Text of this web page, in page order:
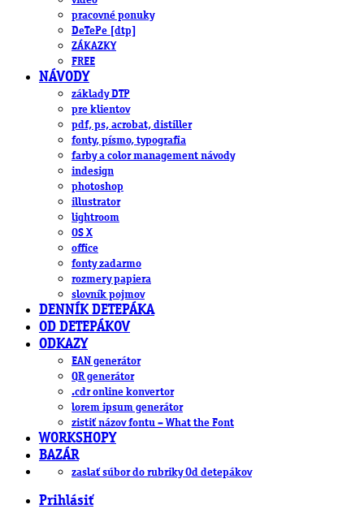
pracovné ponuky
DeTePe [dtp]
ZÁKAZKY
FREE
NÁVODY
základy DTP
pre klientov
pdf, ps, acrobat, distiller
fonty, písmo, typografia
farby a color management návody
indesign
photoshop
illustrator
lightroom
OS X
office
fonty zadarmo
rozmery papiera
slovník pojmov
DENNÍK DETEPÁKA
OD DETEPÁKOV
ODKAZY
EAN generátor
QR generátor
.cdr online konvertor
lorem ipsum generátor
zistiť názov fontu – What the Font
WORKSHOPY
BAZÁR
zaslať súbor do rubriky Od detepákov
Prihlásiť